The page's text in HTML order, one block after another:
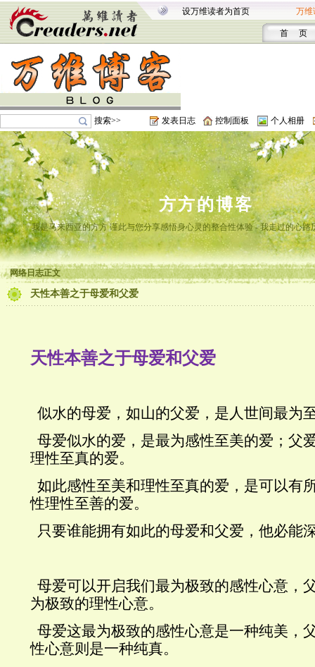
设万维读者为首页 万维
首 页
搜索>> 发表日志 控制面板 个人相册
方方的博客
我是马来西亚的方方 谨此与您分享感悟身心灵的整合性体验 - 我走过的心路
网络日志正文
天性本善之于母爱和父爱
天性本善之于母爱和父爱
似水的母爱，如山的父爱，是人世间最为
母爱似水的爱，是最为感性至美的爱；父
理性至真的爱。
如此感性至美和理性至真的爱，是可以有
性理性至善的爱。
只要谁能拥有如此的母爱和父爱，他必能
母爱可以开启我们最为极致的感性心意，
为极致的理性心意。
母爱这最为极致的感性心意是一种纯美，
性心意则是一种纯真。